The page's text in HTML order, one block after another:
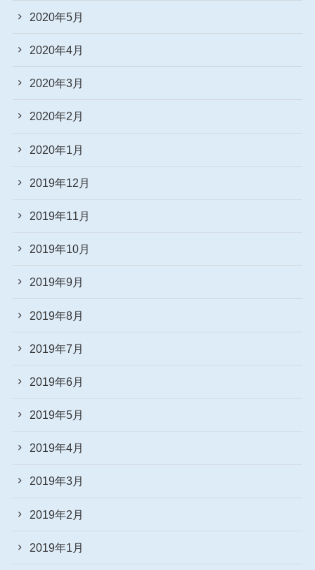
2020年5月
2020年4月
2020年3月
2020年2月
2020年1月
2019年12月
2019年11月
2019年10月
2019年9月
2019年8月
2019年7月
2019年6月
2019年5月
2019年4月
2019年3月
2019年2月
2019年1月